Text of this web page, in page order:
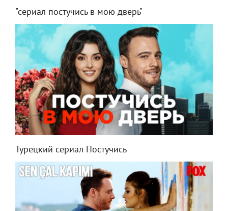
"сериал постучись в мою дверь"
Турецкий сериал Постучись